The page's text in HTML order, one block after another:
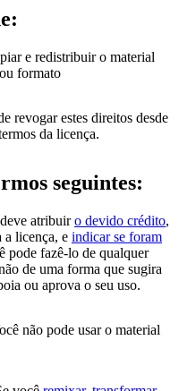
e redistribuir o material
formato
revogar estes direitos desde
da licença.
seguintes:
atribuiro devido crédito,
a licença, e indicar se foram
pode fazê-lo de qualquer
de uma forma que sugira
ou aprova o seu uso.
não pode usar o material